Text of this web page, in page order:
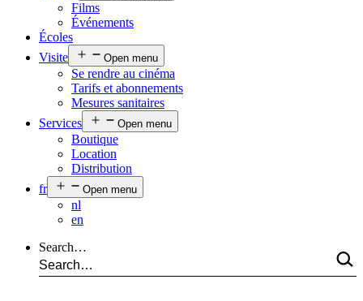
Films
Événements
Écoles
Visite
Open menu
Se rendre au cinéma
Tarifs et abonnements
Mesures sanitaires
Services
Open menu
Boutique
Location
Distribution
fr
Open menu
nl
en
Search…